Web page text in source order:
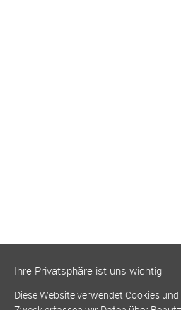
Ihre Privatsphäre ist uns wichtig
Diese Website verwendet Cookies